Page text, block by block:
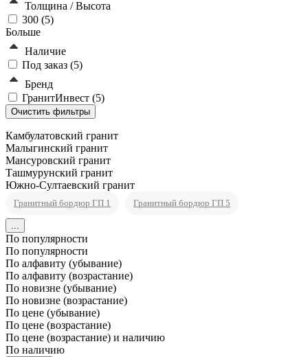
Толщина / Высота
300 (5)
Больше
Наличие
Под заказ (5)
Бренд
ГранитИнвест (5)
Камбулатовский гранит
Малыгинский гранит
Мансуровский гранит
Ташмурунский гранит
Южно-Султаевский гранит
Гранитный бордюр ГП 1 Гранитный бордюр ГП 5
...
По популярности
По популярности
По алфавиту (убывание)
По алфавиту (возрастание)
По новизне (убывание)
По новизне (возрастание)
По цене (убывание)
По цене (возрастание)
По цене (возрастание) и наличию
По наличию